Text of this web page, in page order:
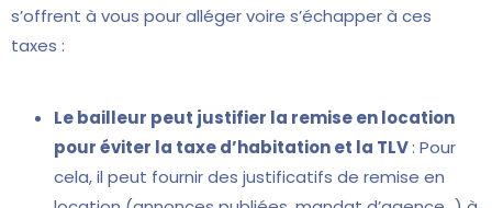
s’offrent à vous pour alléger voire s’échapper à ces
taxes :
Le bailleur peut justifier la remise en location
pour éviter la taxe d’habitation et la TLV: Pour
cela, il peut fournir des justificatifs de remise en